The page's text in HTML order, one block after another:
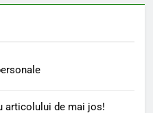
articolului de mai jos!